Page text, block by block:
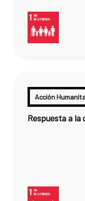
Acción
Respuesta a